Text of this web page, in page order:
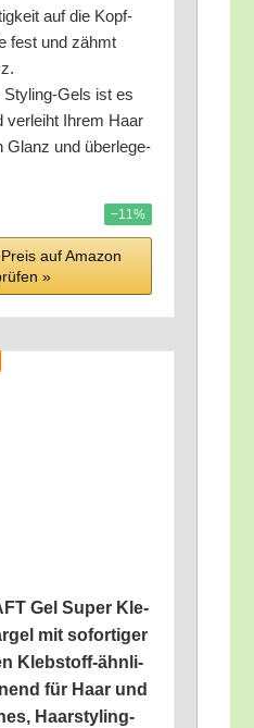
auf die Kopf­
fest und zähmt
Sty­ling-Gels ist es
ver­leiht Ihrem Haar
Glanz und über­le­ge­
−11%
auf Ama­zon
»
Gel Super Kle­
mit sofor­ti­ger
Kleb­stoff-ähn­li­
für Haar und
Haarstyling-